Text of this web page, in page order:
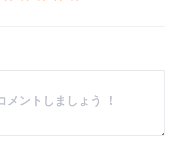
メントしましょう ！